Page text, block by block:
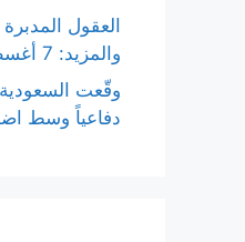
العقول
والمزيد: 7 أغسطس 2026
وقّعت السعودية
دفاعياً وسط